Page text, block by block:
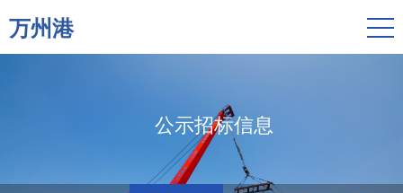
万州港
公示招标信息